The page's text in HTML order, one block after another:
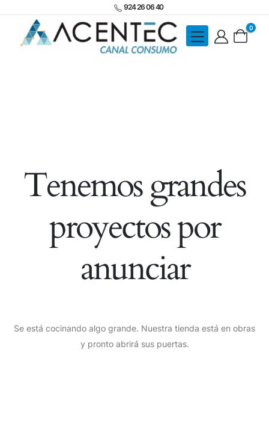
924 26 06 40
0
Tenemos grandes
proyectos por
anunciar
Se está cocinando algo grande. Nuestra tienda está en obras
y pronto abrirá sus puertas.